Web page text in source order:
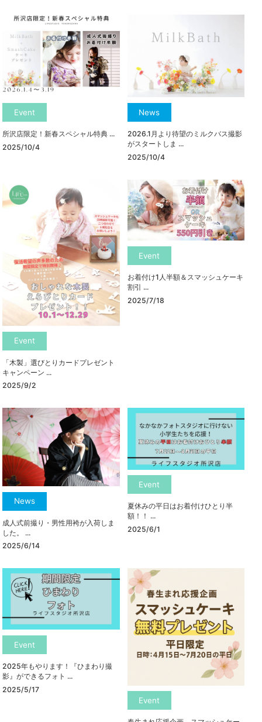
Event
所沢店限定！新春スペシャル特典 ...
2025/10/4
News
2026.1月より待望のミルクバス撮影
がスタートしま ...
2025/10/4
Event
「木製」選びとりカードプレゼント
キャンペーン ...
2025/9/2
Event
お着付け1人半額＆スマッシュケーキ
割引 ...
2025/7/18
News
成人式前撮り・男性用袴が入荷しま
した。 ...
2025/6/14
Event
夏休みの平日はお着付けひとり半
額！！ ...
2025/6/1
Event
2025年もやります！『ひまわり撮
影』ができるフォト ...
2025/5/17
Event